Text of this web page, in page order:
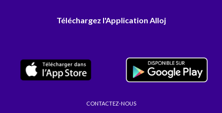
Téléchargez l'Application Alloj
CONTACTEZ-NOUS